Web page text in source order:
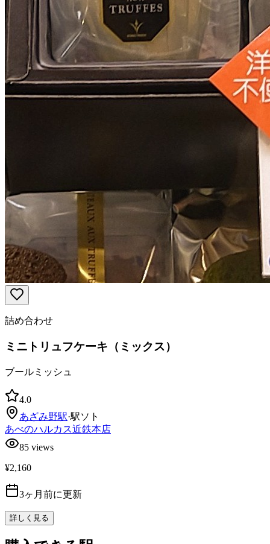
詰め合わせ
ミニトリュフケーキ（ミックス）
ブールミッシュ
4.0
あざみ野駅·駅ソト
あべのハルカス近鉄本店
85 views
¥2,160
3ヶ月前に更新
詳しく見る